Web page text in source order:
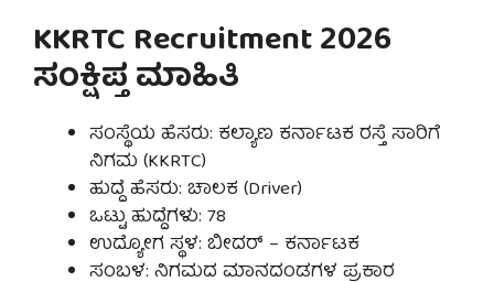
KKRTC Recruitment 2026
ಸಂಕ್ಷಿಪ್ತ ಮಾಹಿತಿ
ಸಂಸ್ಥೆಯ ಹೆಸರು: ಕಲ್ಯಾಣ ಕರ್ನಾಟಕ ರಸ್ತೆ ಸಾರಿಗೆ
ನಿಗಮ (KKRTC)
ಹುದ್ದೆ ಹೆಸರು: ಚಾಲಕ (Driver)
ಒಟ್ಟು ಹುದ್ದೆಗಳು: 78
ಉದ್ಯೋಗ ಸ್ಥಳ: ಬೀದರ್ – ಕರ್ನಾಟಕ
ಸಂಬಳ: ನಿಗಮದ ಮಾನದಂಡಗಳ ಪ್ರಕಾರ